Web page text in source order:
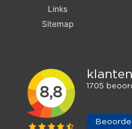
Links
Sitemap